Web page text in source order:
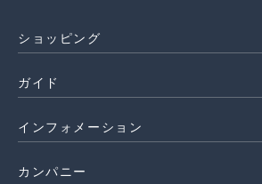
ショッピング
ガイド
インフォメーション
カンパニー